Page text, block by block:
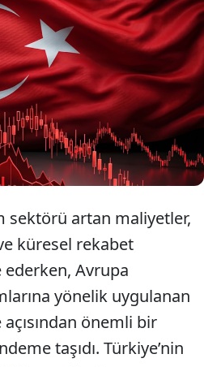
kamu ihalelerinde Dünya
Alımları Anlaşması (GPA)
Türk şirketlerinin
erişimini zorlaştırdı.
Derneği (TGSD),
sürecinin hızlandırılması
çağrıda bulundu.
sektörü artan maliyetler,
küresel rekabet
ederken, Avrupa
yönelik uygulanan
önemli bir
taşıdı. Türkiye’nin